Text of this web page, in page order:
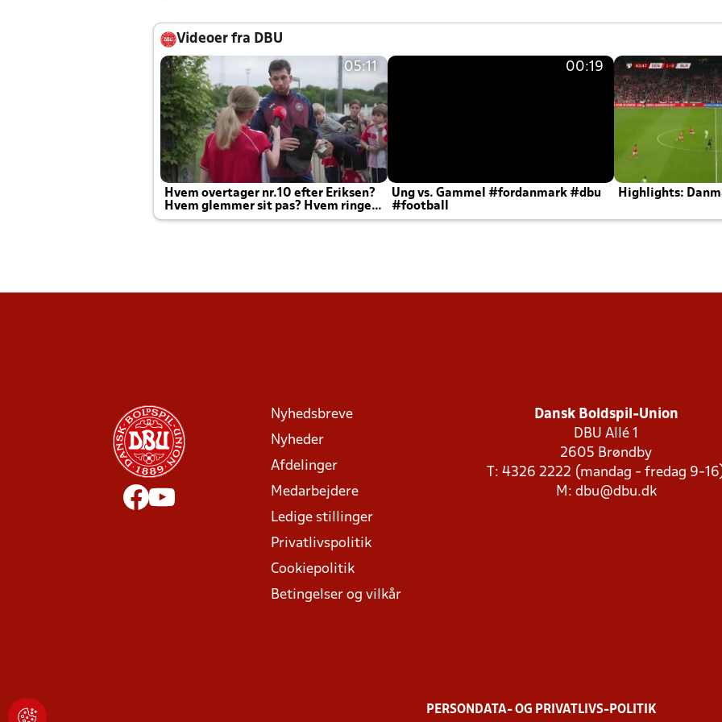
Videoer fra DBU
05:11
Hvem overtager nr.10 efter Eriksen?
Hvem glemmer sit pas? Hvem ringer
Joachim altid til efter kampe?
00:19
Ung vs. Gammel #fordanmark #dbu
#football
Highlights:
Nyhedsbreve
Nyheder
Afdelinger
Medarbejdere
Ledige stillinger
Privatlivspolitik
Cookiepolitik
Betingelser og vilkår
Dansk Boldspil-Union
DBU Allé 1
2605 Brøndby
T: 4326 2222 (mandag - fredag 9-
M: dbu@dbu.dk
PERSONDATA- OG PRIVATLIVS-POLITIK